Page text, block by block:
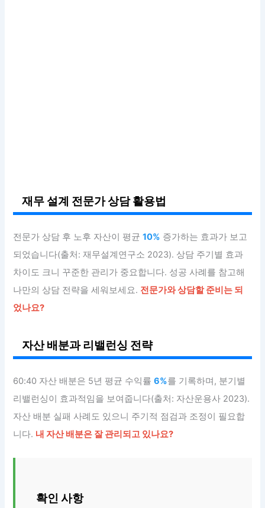
재무 설계 전문가 상담 활용법
전문가 상담 후 노후 자산이 평균10% 증가하는 효과가 보고
되었습니다(출처: 재무설계연구소 2023). 상담 주기별 효과
차이도 크니 꾸준한 관리가 중요합니다. 성공 사례를 참고해
나만의 상담 전략을 세워보세요. 전문가와 상담할 준비는 되
었나요?
자산 배분과 리밸런싱 전략
60:40 자산 배분은 5년 평균 수익률6%를 기록하며, 분기별
리밸런싱이 효과적임을 보여줍니다(출처: 자산운용사 2023).
자산 배분 실패 사례도 있으니 주기적 점검과 조정이 필요합
니다. 내 자산 배분은 잘 관리되고 있나요?
확인 사항